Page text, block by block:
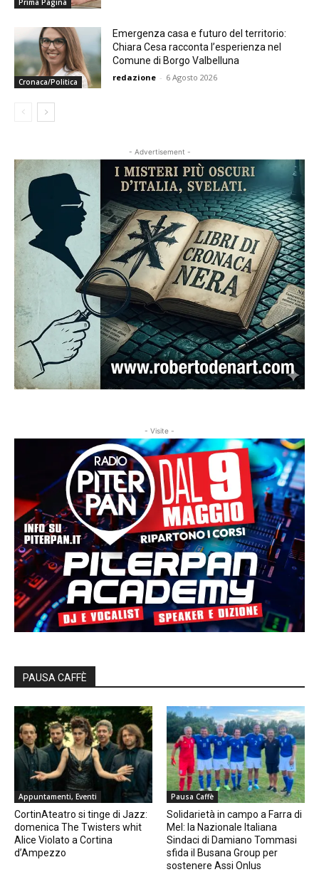
Prima Pagina
Cronaca/Politica
Emergenza casa e futuro del territorio:
Chiara Cesa racconta l’esperienza nel
Comune di Borgo Valbelluna
redazione - 6 Agosto 2026
- Advertisement -
- Visite -
PAUSA CAFFÈ
Appuntamenti, Eventi
CortinAteatro si tinge di Jazz:
domenica The Twisters whit
Alice Violato a Cortina
d’Ampezzo
Pausa Caffè
Solidarietà in campo a Farra di
Mel: la Nazionale Italiana
Sindaci di Damiano Tommasi
sfida il Busana Group per
sostenere Assi Onlus